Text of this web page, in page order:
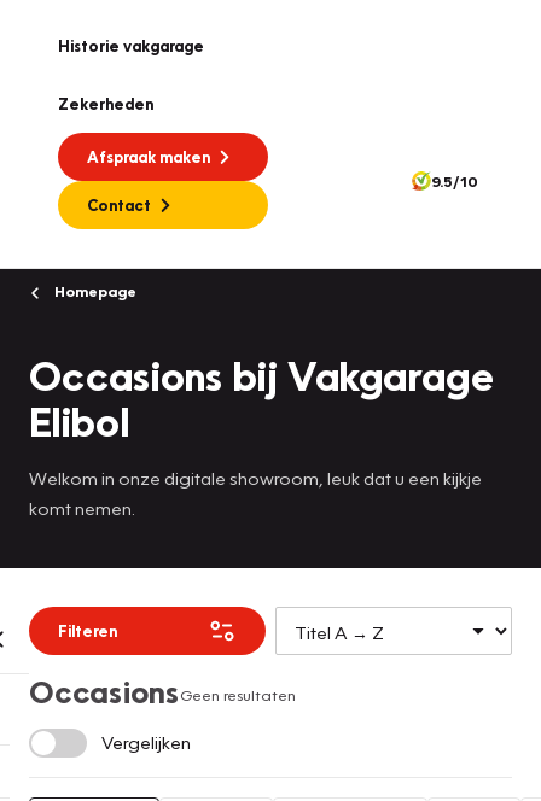
Historie vakgarage
Zekerheden
Afspraak maken
Contact
9.5/10
Homepage
Occasions bij Vakgarage
Elibol
Welkom in onze digitale showroom, leuk dat u een kijkje
komt nemen.
Filteren
OccasionsGeen resultaten
Vergelijken